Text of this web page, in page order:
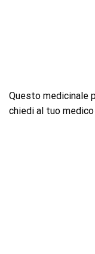
Questo medicinale
chiedi al tuo